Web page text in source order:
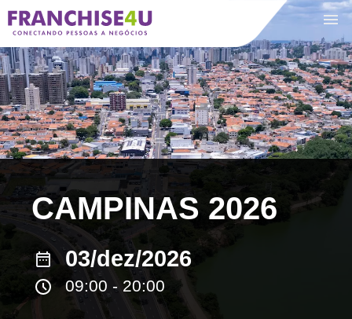
+
CAMPINAS 2026
03/dez/2026
09:00 - 20:00